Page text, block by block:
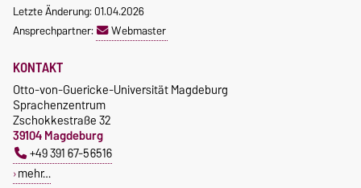
Anmeldung
Incomings
Letzte Änderung: 01.04.2026
Ansprechpartner:
Webmaster
KONTAKT
Otto-von-Guericke-Universität Magdeburg
Sprachenzentrum
Zschokkestraße 32
39104 Magdeburg
+49 391 67-56516
mehr…